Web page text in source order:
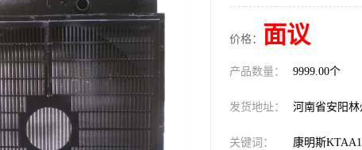
价格： 面议
产品数量： 9999.00个
发货地址： 河南省安阳
关键词： 康明斯